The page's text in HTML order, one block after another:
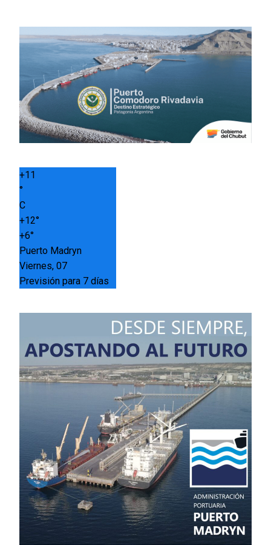
+11
°
C
+12°
+6°
Puerto Madryn
Viernes, 07
Previsión para 7 días